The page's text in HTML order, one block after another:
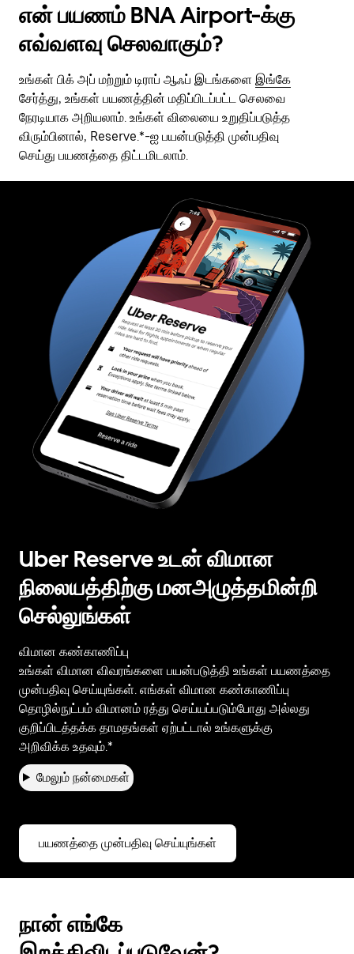
என் பயணம் BNA Airport-க்கு
எவ்வளவு செலவாகும்?
உங்கள் பிக் அப் மற்றும் டிராப் ஆஃப் இடங்களை இங்கே
சேர்த்து, உங்கள் பயணத்தின் மதிப்பிடப்பட்ட செலவை
நேரடியாக அறியலாம். உங்கள் விலையை உறுதிப்படுத்த
விரும்பினால், Reserve.*-ஐ பயன்படுத்தி முன்பதிவு
செய்து பயணத்தை திட்டமிடலாம்.
Uber Reserve உடன் விமான
நிலையத்திற்கு மனஅழுத்தமின்றி
செல்லுங்கள்
விமான கண்காணிப்பு
உங்கள் விமான விவரங்களை பயன்படுத்தி உங்கள் பயணத்தை
முன்பதிவு செய்யுங்கள். எங்கள் விமான கண்காணிப்பு
தொழில்நுட்பம் விமானம் ரத்து செய்யப்படும்போது அல்லது
குறிப்பிடத்தக்க தாமதங்கள் ஏற்பட்டால் உங்களுக்கு
அறிவிக்க உதவும்.*
மேலும் நன்மைகள்
பயணத்தை முன்பதிவு செய்யுங்கள்
நான் எங்கே